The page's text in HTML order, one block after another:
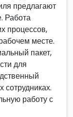
предлагают
Работа
процессов,
месте.
пакет,
для
сотрудниках.
работу с